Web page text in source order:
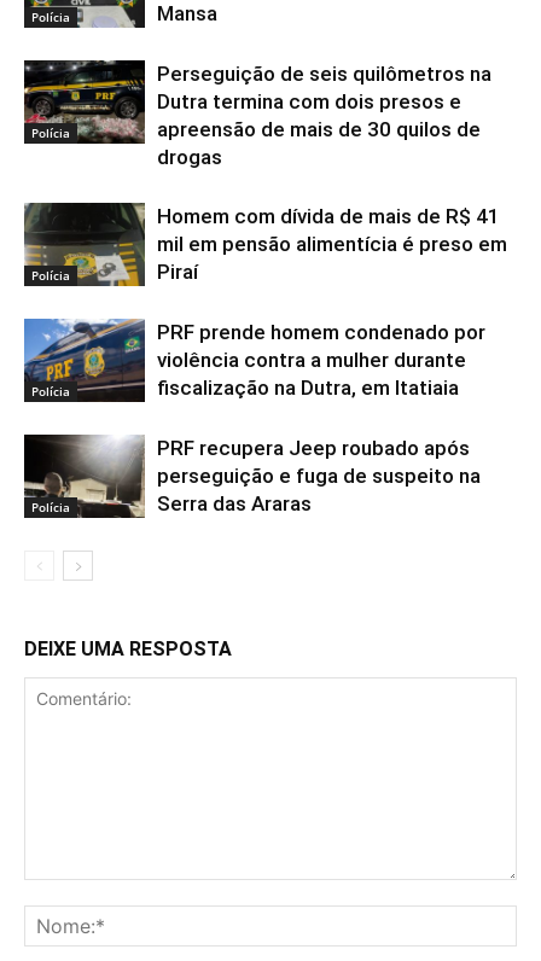
Polícia
Mansa
Polícia
Perseguição de seis quilômetros na
Dutra termina com dois presos e
apreensão de mais de 30 quilos de
drogas
Polícia
Homem com dívida de mais de R$ 41
mil em pensão alimentícia é preso em
Piraí
Polícia
PRF prende homem condenado por
violência contra a mulher durante
fiscalização na Dutra, em Itatiaia
Polícia
PRF recupera Jeep roubado após
perseguição e fuga de suspeito na
Serra das Araras
DEIXE UMA RESPOSTA